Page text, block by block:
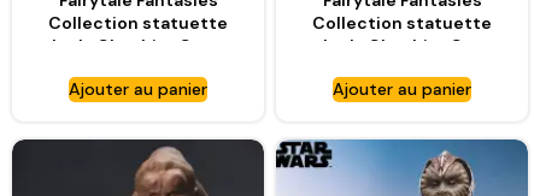
Collection statuette
Lady Cheshire Cat –
COLLECTIBLES
Ajouter au panier
Collection statuette
Lady Cheshire Cat
SIDESHOW
Ajouter au panier